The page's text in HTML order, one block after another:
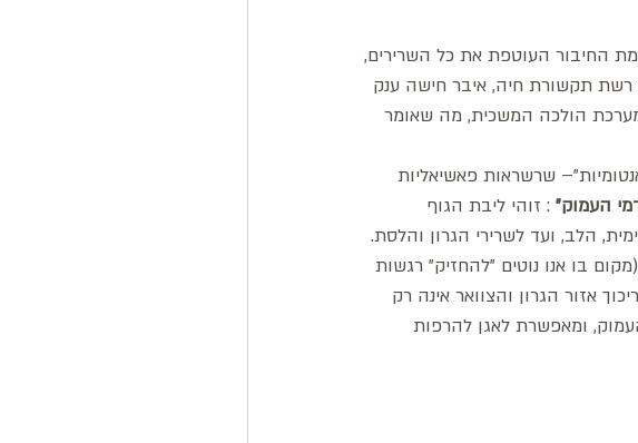
החיבור העוטפת את כל השרירים,
רשת תקשורת חיה, איבר חישה ענק
הולכה המשכית, מה שאומר
שרשראות פאשיאליות
העמוק" : זוהי ליבת הגוף
הלב, ועד לשרירי הגרון והלסת.
בו אנו נוטים "להחזיק" רגשות
אזור הגרון והצוואר אינה רק
ומאפשרת לאגן להרפות